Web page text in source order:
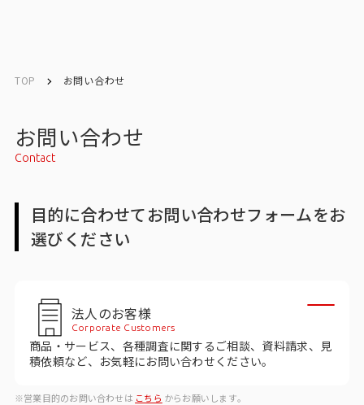
トップ
サービストップ
マーケティングリサーチ
TOP お問い合わせ
お問い合わせ
Contact
目的に合わせてお問い合わせフォームをお
選びください
法人のお客様
Corporate Customers
商品・サービス、各種調査に関するご相談、資料請求、見
積依頼など、お気軽にお問い合わせください。
※営業目的のお問い合わせは こちら からお願いします。